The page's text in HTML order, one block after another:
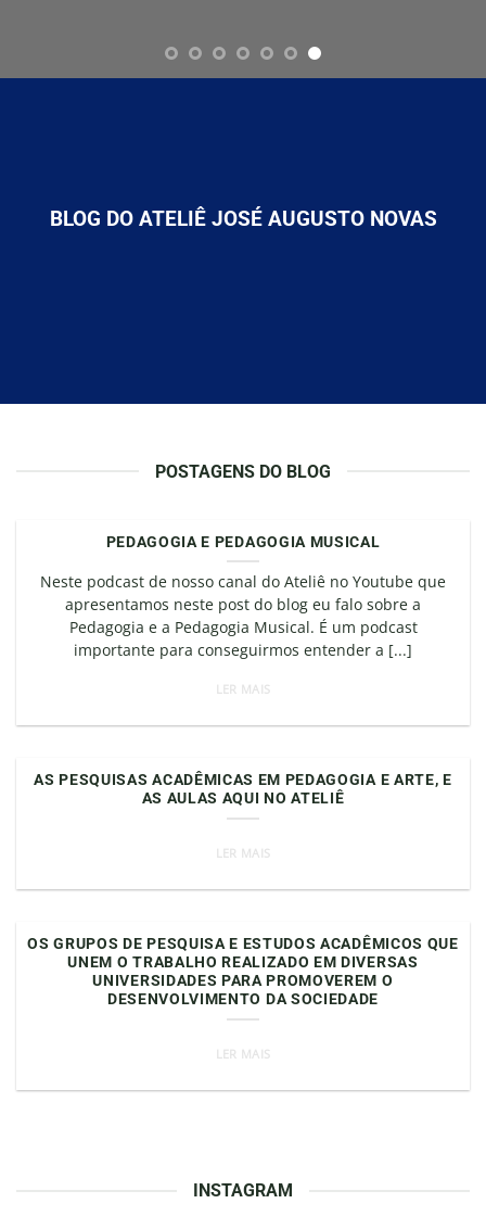
BLOG DO ATELIÊ JOSÉ AUGUSTO NOVAS
POSTAGENS DO BLOG
PEDAGOGIA E PEDAGOGIA MUSICAL
Neste podcast de nosso canal do Ateliê no Youtube que
apresentamos neste post do blog eu falo sobre a
Pedagogia e a Pedagogia Musical. É um podcast
importante para conseguirmos entender a [...]
LER MAIS
AS PESQUISAS ACADÊMICAS EM PEDAGOGIA E ARTE, E
AS AULAS AQUI NO ATELIÊ
LER MAIS
OS GRUPOS DE PESQUISA E ESTUDOS ACADÊMICOS QUE
UNEM O TRABALHO REALIZADO EM DIVERSAS
UNIVERSIDADES PARA PROMOVEREM O
DESENVOLVIMENTO DA SOCIEDADE
LER MAIS
INSTAGRAM